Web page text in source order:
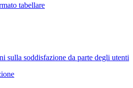
tabellare
sulla soddisfazione da parte degli utenti